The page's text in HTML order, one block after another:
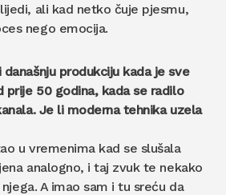
ali kad netko čuje pjesmu,
nego emocija.
produkciju kada je sve
prije 50 godina, kada se radilo
Je li moderna tehnika uzela
u vremenima kad se slušala
analogno, i taj zvuk te nekako
A imao sam i tu sreću da